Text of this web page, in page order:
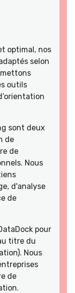
optimal, nos
selon
mettons
outils
sont deux
de
de
Nous
d'analyse
de
pour
titre du
Nous
de